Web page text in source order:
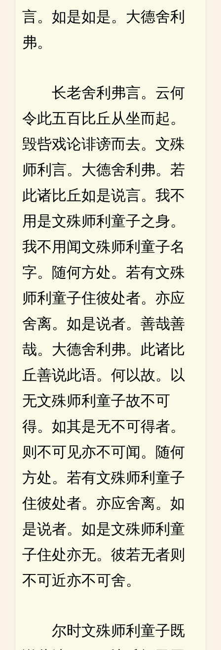
言。如是如是。大德舍利
弗。
长老舍利弗言。云何
令此五百比丘从坐而起。
毁呰戏论诽谤而去。文殊
师利言。大德舍利弗。若
此诸比丘如是说言。我不
用是文殊师利童子之身。
我不用闻文殊师利童子名
字。随何方处。若有文殊
师利童子住彼处者。亦应
舍离。如是说者。善哉善
哉。大德舍利弗。此诸比
丘善说此语。何以故。以
无文殊师利童子故不可
得。如其是无不可得者。
则不可见亦不可闻。随何
方处。若有文殊师利童子
住彼处者。亦应舍离。如
是说者。如是文殊师利童
子住处亦无。彼若无者则
不可近亦不可舍。
尔时文殊师利童子既